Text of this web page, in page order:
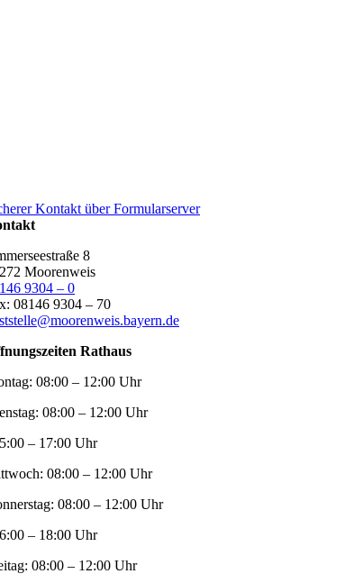
Kontakt über Formularserver
8
Moorenweis
9304 – 0
08146 9304 – 70
Rathaus
08:00 – 12:00 Uhr
08:00 – 12:00 Uhr
– 17:00 Uhr
08:00 – 12:00 Uhr
08:00 – 12:00 Uhr
– 18:00 Uhr
08:00 – 12:00 Uhr